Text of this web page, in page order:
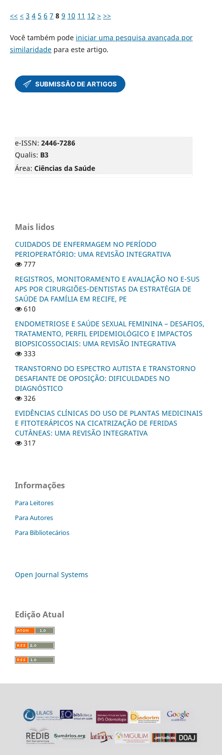
<< < 3 4 5 6 7 8 9 10 11 12 > >>
Você também pode iniciar uma pesquisa avançada por
similaridadepara este artigo.
e-ISSN: 2446-7286
Qualis: B3
Área: Ciências da Saúde
Mais lidos
CUIDADOS DE ENFERMAGEM NO PERÍODO
PERIOPERATÓRIO: UMA REVISÃO INTEGRATIVA
777
REGISTROS, MONITORAMENTO E AVALIAÇÃO NO E-SUS
APS POR CIRURGIÕES-DENTISTAS DA ESTRATÉGIA DE
SAÚDE DA FAMÍLIA EM RECIFE, PE
610
ENDOMETRIOSE E SAÚDE SEXUAL FEMININA – DESAFIOS,
TRATAMENTO, PERFIL EPIDEMIOLÓGICO E IMPACTOS
BIOPSICOSSOCIAIS: UMA REVISÃO INTEGRATIVA
333
TRANSTORNO DO ESPECTRO AUTISTA E TRANSTORNO
DESAFIANTE DE OPOSIÇÃO: DIFICULDADES NO
DIAGNÓSTICO
326
EVIDÊNCIAS CLÍNICAS DO USO DE PLANTAS MEDICINAIS
E FITOTERÁPICOS NA CICATRIZAÇÃO DE FERIDAS
CUTÂNEAS: UMA REVISÃO INTEGRATIVA
317
Informações
Para Leitores
Para Autores
Para Bibliotecários
Open Journal Systems
Edição Atual